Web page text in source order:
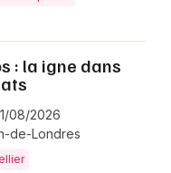
: la igne dans
08/2026
de-Londres